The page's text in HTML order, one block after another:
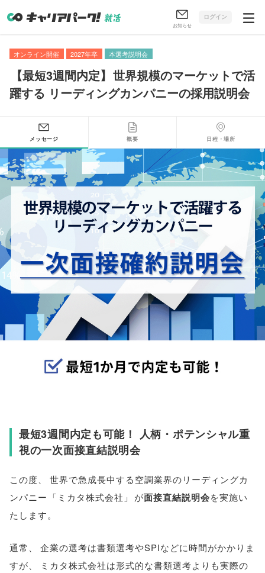
お知らせ
ログイン
オンライン開催 2027年卒 本選考説明会
【最短3週間内定】 世界規模のマーケットで活
躍する リーディングカンパニーの採用説明会
メッセージ 概要 日程・場所
最短3週間内定も可能！ 人柄・ポテンシャル重
視の一次面接直結説明会
この度、
世界で急成長中する空調業界のリーディングカ
ンパニー 「 ミカタ株式会社 」 が面接直結説明会を実施い
たします。
通常
企業の選考は書類選考やSPIなどに時間がかかりま
すが
ミカタ株式会社は形式的な書類選考よりも実際の